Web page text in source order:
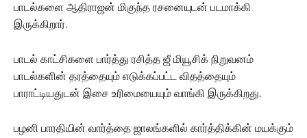
பாடல்களை ஆதிராஜன் மிகுந்த ரசனையுடன் படமாக்கி
இருக்கிறார்.
பாடல் காட்சிகளை பார்த்து ரசித்த ஜீ மியூசிக் நிறுவனம்
பாடல்களின் தரத்தையும் எடுக்கப்பட்ட விதத்தையும்
பாராட்டியதுடன் இசை உரிமையையும் வாங்கி இருக்கிறது.
பழனி பாரதியின் வார்த்தை ஜாலங்களில் கார்த்திக்கின் மயக்கும்